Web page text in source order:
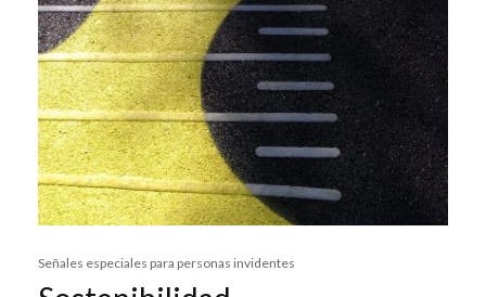
Señales especiales para personas invidentes